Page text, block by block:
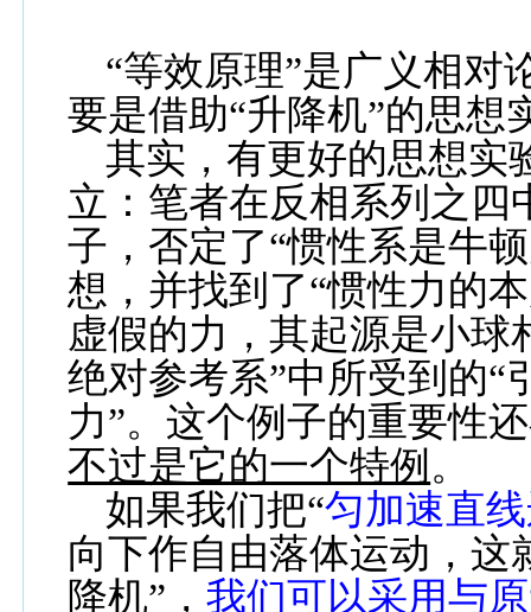
“等效原理”是广义相对
要是借助“升降机”的思想
其实，有更好的思想实
立：笔者在反相系列之四
子，否定了“惯性系是牛
想，并找到了“惯性力的
虚假的力，其起源是小球
绝对参考系”中所受到的“
力”。这个例子的重要性
不过是它的一个特例 。
如果我们把“匀加速直
向下作自由落体运动，这
降机”，我们可以采用与